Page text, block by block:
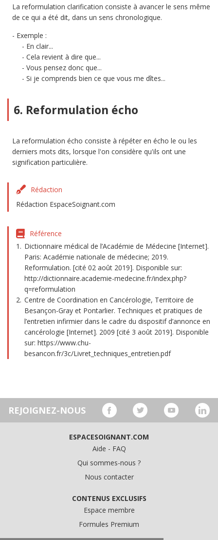
La reformulation clarification consiste à avancer le sens même
de ce qui a été dit, dans un sens chronologique.
Exemple :
En clair...
Cela revient à dire que...
Vous pensez donc que...
Si je comprends bien ce que vous me dîtes...
6. Reformulation écho
La reformulation écho consiste à répéter en écho le ou les
derniers mots dits, lorsque l'on considère qu'ils ont une
signification particulière.
Rédaction
Rédaction EspaceSoignant.com
Référence
Dictionnaire médical de l’Académie de Médecine [Internet].
Paris: Académie nationale de médecine; 2019.
Reformulation. [cité 02 août 2019]. Disponible sur:
http://dictionnaire.academie-medecine.fr/index.php?
q=reformulation
Centre de Coordination en Cancérologie, Territoire de
Besançon-Gray et Pontarlier. Techniques et pratiques de
l’entretien infirmier dans le cadre du dispositif d’annonce en
cancérologie [Internet]. 2009 [cité 3 août 2019]. Disponible
sur: https://www.chu-
besancon.fr/3c/Livret_techniques_entretien.pdf
REJOIGNEZ-NOUS
ESPACESOIGNANT.COM
Aide - FAQ
Qui sommes-nous ?
Nous contacter
CONTENUS EXCLUSIFS
Espace membre
Formules Premium